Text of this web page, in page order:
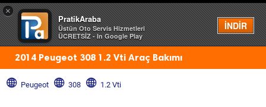
×
PratikAraba
Üstün Oto Servis Hizmetleri
ÜCRETSİZ - In Google Play
İNDİR
Menü
2014 Peugeot 308 1.2 Vti Araç Bakımı
Peugeot 308 1.2 Vti